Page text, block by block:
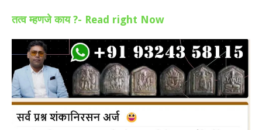
तत्व म्हणजे काय ?- Read right Now